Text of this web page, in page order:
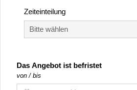
Zeiteinteilung
Das Angebot ist befristet
von / bis